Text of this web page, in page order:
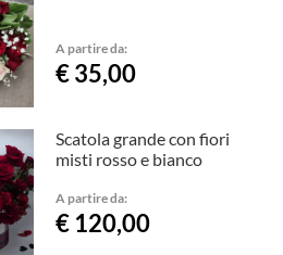
A partire da:
€ 35,00
Scatola grande con fiori
misti rosso e bianco
A partire da:
€ 120,00